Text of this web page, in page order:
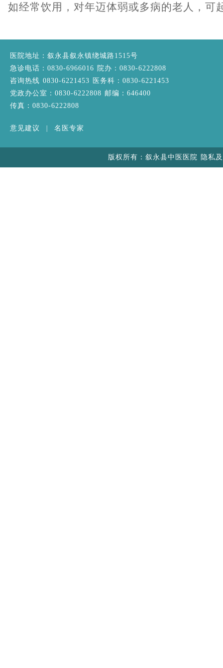
如经常饮用，对年迈体弱或多病的老人，可
医院地址：叙永县叙永镇绕城路1515号
急诊电话：0830-6966016 院办：0830-6222808
咨询热线 0830-6221453 医务科：0830-6221453
党政办公室：0830-6222808 邮编：646400
传真：0830-6222808
意见建议 名医专家
版权所有：叙永县中医医院 隐